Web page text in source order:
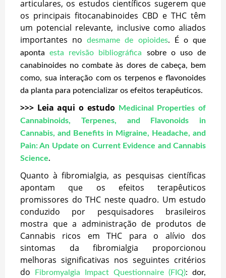
articulares, os estudos científicos sugerem que
os principais fitocanabinoides CBD e THC têm
um potencial relevante, inclusive como aliados
importantes nodesmame de opioides. É o que
apontaesta revisão bibliográfica sobre o uso de
canabinoides no combate às dores de cabeça, bem
como, sua interação com os terpenos e flavonoides
da planta para potencializar os efeitos terapêuticos.
>>> Leia aqui o estudo
Medicinal Properties of
Cannabinoids, Terpenes, and Flavonoids in
Cannabis, and Benefits in Migraine, Headache, and
Pain: An Update on Current Evidence and Cannabis
Science.
Quanto à fibromialgia, as pesquisas científicas
apontam que os efeitos terapêuticos
promissores do THC neste quadro. Um estudo
conduzido por pesquisadores brasileiros
mostra que a administração de produtos de
Cannabis ricos em THC para o alívio dos
sintomas da fibromialgia proporcionou
melhoras significativas nos seguintes critérios
do
Fibromyalgia Impact Questionnaire (FIQ): dor,